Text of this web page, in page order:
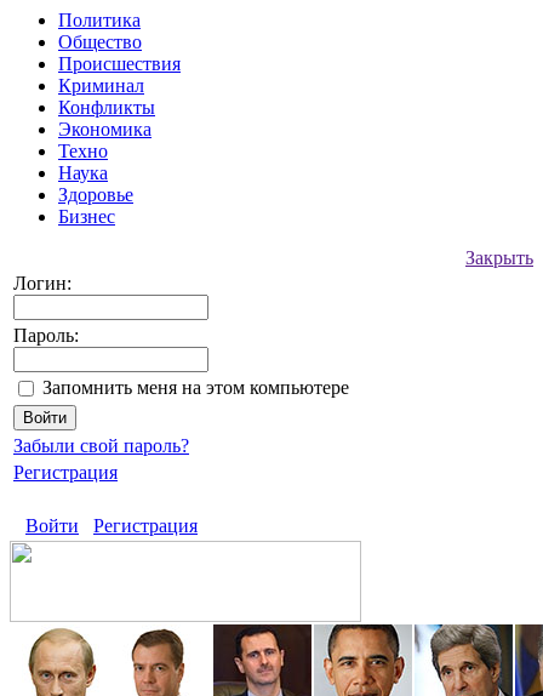
Политика
Общество
Происшествия
Криминал
Конфликты
Экономика
Техно
Наука
Здоровье
Бизнес
Закрыть
Логин:
Пароль:
Запомнить меня на этом компьютере
Забыли свой пароль?
Регистрация
Войти Регистрация